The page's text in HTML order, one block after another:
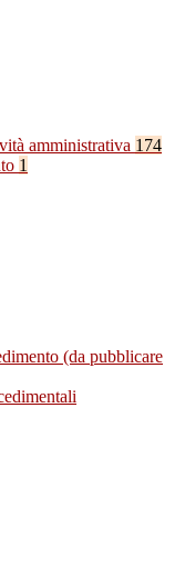
amministrativa 174
1
(da pubblicare